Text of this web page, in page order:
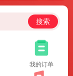
搜索
我的订单